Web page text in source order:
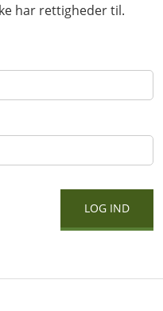
har rettigheder til.